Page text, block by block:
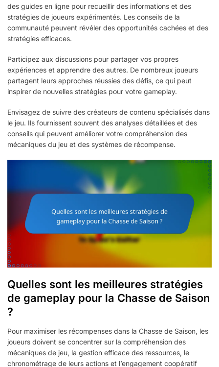
des guides en ligne pour recueillir des informations et des
stratégies de joueurs expérimentés. Les conseils de la
communauté peuvent révéler des opportunités cachées et des
stratégies efficaces.
Participez aux discussions pour partager vos propres
expériences et apprendre des autres. De nombreux joueurs
partagent leurs approches réussies des défis, ce qui peut
inspirer de nouvelles stratégies pour votre gameplay.
Envisagez de suivre des créateurs de contenu spécialisés dans
le jeu. Ils fournissent souvent des analyses détaillées et des
conseils qui peuvent améliorer votre compréhension des
mécaniques du jeu et des systèmes de récompense.
Quelles sont les meilleures stratégies
de gameplay pour la Chasse de Saison
?
Pour maximiser les récompenses dans la Chasse de Saison, les
joueurs doivent se concentrer sur la compréhension des
mécaniques de jeu, la gestion efficace des ressources, le
chronométrage de leurs actions et l’engagement coopératif